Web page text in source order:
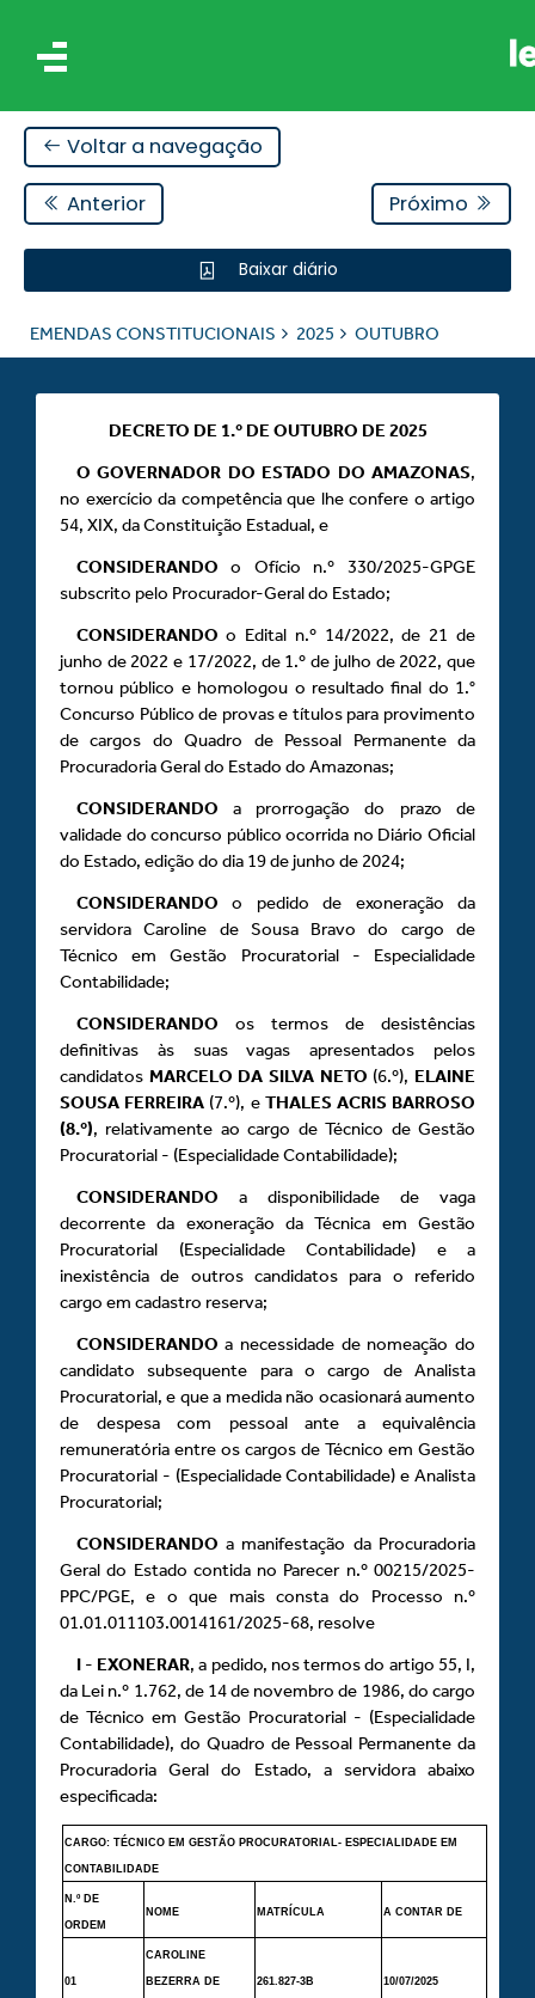
Voltar a navegação
Anterior Próximo
Baixar diário
EMENDAS CONSTITUCIONAIS 2025 OUTUBRO
DECRETO DE 1.º DE OUTUBRO DE 2025
O GOVERNADOR DO ESTADO DO AMAZONAS,
no exercício da competência que lhe confere o artigo
54, XIX, da Constituição Estadual, e
CONSIDERANDO o Ofício n.º 330/2025-GPGE
subscrito pelo Procurador-Geral do Estado;
CONSIDERANDO o Edital n.º 14/2022, de 21 de
junho de 2022 e 17/2022, de 1.º de julho de 2022, que
tornou público e homologou o resultado final do 1.°
Concurso Público de provas e títulos para provimento
de cargos do Quadro de Pessoal Permanente da
Procuradoria Geral do Estado do Amazonas;
CONSIDERANDO a prorrogação do prazo de
validade do concurso público ocorrida no Diário Oficial
do Estado, edição do dia 19 de junho de 2024;
CONSIDERANDO o pedido de exoneração da
servidora Caroline de Sousa Bravo do cargo de
Técnico em Gestão Procuratorial - Especialidade
Contabilidade;
CONSIDERANDO os termos de desistências
definitivas às suas vagas apresentados pelos
candidatos MARCELO DA SILVA NETO (6.º), ELAINE
SOUSA FERREIRA (7.º), e THALES ACRIS BARROSO
(8.º), relativamente ao cargo de Técnico de Gestão
Procuratorial - (Especialidade Contabilidade);
CONSIDERANDO a disponibilidade de vaga
decorrente da exoneração da Técnica em Gestão
Procuratorial (Especialidade Contabilidade) e a
inexistência de outros candidatos para o referido
cargo em cadastro reserva;
CONSIDERANDO a necessidade de nomeação do
candidato subsequente para o cargo de Analista
Procuratorial, e que a medida não ocasionará aumento
de despesa com pessoal ante a equivalência
remuneratória entre os cargos de Técnico em Gestão
Procuratorial - (Especialidade Contabilidade) e Analista
Procuratorial;
CONSIDERANDO a manifestação da Procuradoria
Geral do Estado contida no Parecer n.º 00215/2025-
PPC/PGE, e o que mais consta do Processo n.º
01.01.011103.0014161/2025-68, resolve
I - EXONERAR, a pedido, nos termos do artigo 55, I,
da Lei n.º 1.762, de 14 de novembro de 1986, do cargo
de Técnico em Gestão Procuratorial - (Especialidade
Contabilidade), do Quadro de Pessoal Permanente da
Procuradoria Geral do Estado, a servidora abaixo
especificada:
CARGO: TÉCNICO EM GESTÃO PROCURATORIAL- ESPECIALIDADE EM
CONTABILIDADE
N.º DE
ORDEM
NOME MATRÍCULA A CONTAR DE
01
CAROLINE
BEZERRA DE 261.827-3B 10/07/2025